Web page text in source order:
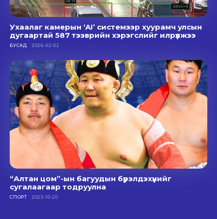
Ухаалаг камерын ‘AI’ системээр хуурамч улсын
дугаартай 587 тээврийн хэрэгслийг илрүүлжээ
БУСАД 2026-02-02
“Алтан цом”-ын багуудын бүрэлдэхүүнийг
сугалаагаар тодруулна
СПОРТ 2025-10-20